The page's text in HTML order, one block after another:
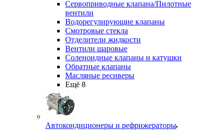
Сервоприводные клапана/Пилотные
вентили
Водорегулирующие клапаны
Смотровые стекла
Отделители жидкости
Вентили шаровые
Соленоидные клапаны и катушки
Обратные клапаны
Масляные ресиверы
Ещё 8
Автокондиционеры и рефрижераторы